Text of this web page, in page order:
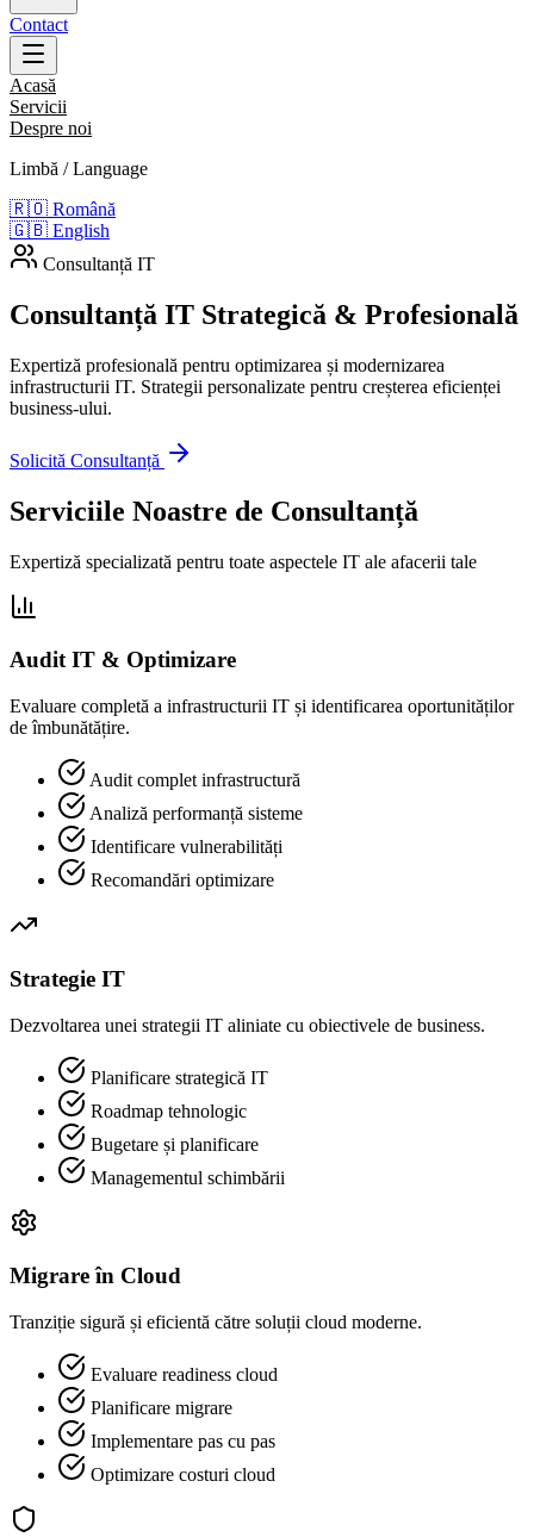
Contact
Acasă
Servicii
Despre noi
Limbă / Language
🇷🇴 Română
🇬🇧 English
Consultanță IT
Consultanță IT Strategică & Profesională
Expertiză profesională pentru optimizarea și modernizarea
infrastructurii IT. Strategii personalizate pentru creșterea eficienței
business-ului.
Solicită Consultanță
Serviciile Noastre de Consultanță
Expertiză specializată pentru toate aspectele IT ale afacerii tale
Audit IT & Optimizare
Evaluare completă a infrastructurii IT și identificarea oportunităților
de îmbunătățire.
Audit complet infrastructură
Analiză performanță sisteme
Identificare vulnerabilități
Recomandări optimizare
Strategie IT
Dezvoltarea unei strategii IT aliniate cu obiectivele de business.
Planificare strategică IT
Roadmap tehnologic
Bugetare și planificare
Managementul schimbării
Migrare în Cloud
Tranziție sigură și eficientă către soluții cloud moderne.
Evaluare readiness cloud
Planificare migrare
Implementare pas cu pas
Optimizare costuri cloud